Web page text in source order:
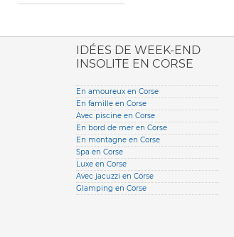
italiana
IDÉES DE WEEK-END
INSOLITE EN CORSE
En amoureux en Corse
En famille en Corse
Avec piscine en Corse
En bord de mer en Corse
En montagne en Corse
Spa en Corse
Luxe en Corse
Avec jacuzzi en Corse
Glamping en Corse